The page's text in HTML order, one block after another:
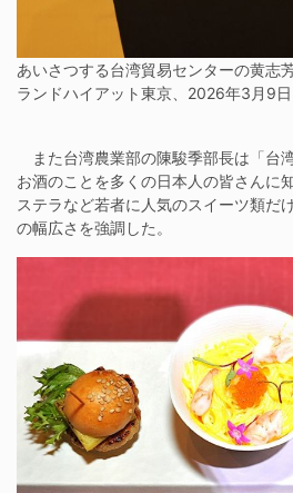
あいさつする台湾貿易センターの黄志
ランドハイアット東京、2026年3月9日
また台湾農業部の陳駿季部長は「台
お酒のことを多くの日本人の皆さんに
ステラなど若者に人気のスイーツ類だ
の幅広さを強調した。